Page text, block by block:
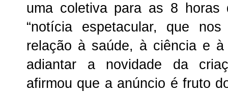
uma coletiva para as 8 horas
“notícia espetacular, que
relação à saúde, à ciência e à
adiantar a novidade da
afirmou que a anúncio é fruto